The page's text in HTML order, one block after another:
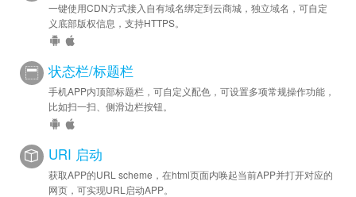
一键使用CDN方式接入自有域名绑定到云商城，独立域名，可自定
义底部版权信息，支持HTTPS。
状态栏/标题栏
手机APP内顶部标题栏，可自定义配色，可设置多项常规操作功能，
比如扫一扫、侧滑边栏按钮。
URI 启动
获取APP的URL scheme，在html页面内唤起当前APP并打开对应的
网页，可实现URL启动APP。